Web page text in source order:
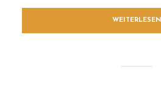
WEITERLESEN